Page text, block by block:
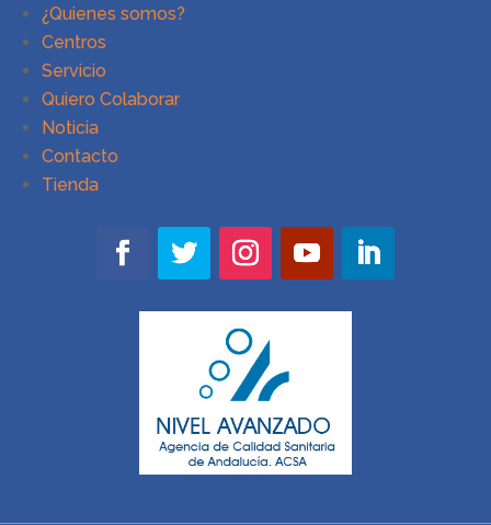
¿Quienes somos?
Centros
Servicio
Quiero Colaborar
Noticia
Contacto
Tienda